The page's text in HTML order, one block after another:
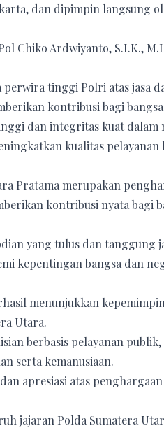
dan dipimpin langsung
Chiko Ardwiyanto, S.I.K.,
tinggi Polri atas jasa
kontribusi bagi
dan integritas kuat dalam
kualitas pelayanan
Pratama merupakan
kontribusi nyata bagi
yang tulus dan tanggung
kepentingan bangsa dan
menunjukkan
Utara.
berbasis pelayanan
serta kemanusiaan.
apresiasi atas
jajaran Polda Sumatera